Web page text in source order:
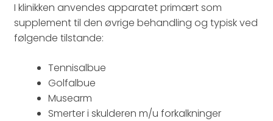
I klinikken anvendes apparatet primært som
supplement til den øvrige behandling og typisk ved
følgende tilstande:​
Tennisalbue
Golfalbue
Musearm
Smerter i skulderen m/u forkalkninger